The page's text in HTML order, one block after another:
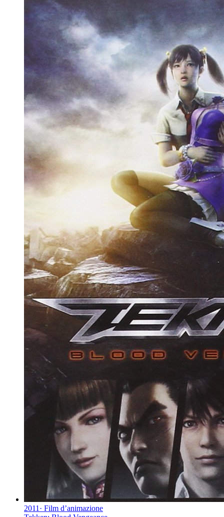
2011 · Film d’animazione